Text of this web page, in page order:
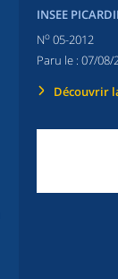
INSEE
No 05-2012
Paru le : 07/08/
Découvrir